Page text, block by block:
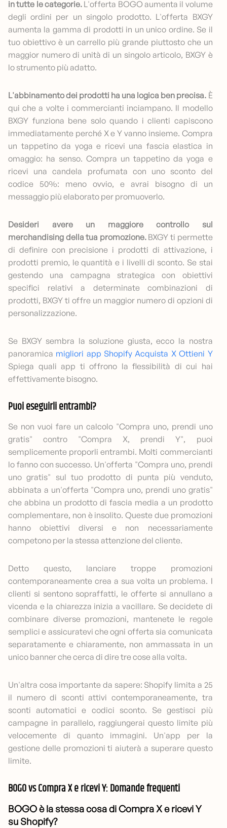
in tutte le categorie.L'offerta BOGO aumenta il volume
degli ordini per un singolo prodotto. L'offerta BXGY
aumenta la gamma di prodotti in un unico ordine. Se il
tuo obiettivo è un carrello più grande piuttosto che un
maggior numero di unità di un singolo articolo, BXGY è
lo strumento più adatto.
L'abbinamento dei prodotti ha una logica ben precisa. È
qui che a volte i commercianti inciampano. Il modello
BXGY funziona bene solo quando i clienti capiscono
immediatamente perché X e Y vanno insieme. Compra
un tappetino da yoga e ricevi una fascia elastica in
omaggio: ha senso. Compra un tappetino da yoga e
ricevi una candela profumata con uno sconto del
codice 50%: meno ovvio, e avrai bisogno di un
messaggio più elaborato per promuoverlo.
Desideri avere un maggiore controllo sul
merchandising della tua promozione.BXGY ti permette
di definire con precisione i prodotti di attivazione, i
prodotti premio, le quantità e i livelli di sconto. Se stai
gestendo una campagna strategica con obiettivi
specifici relativi a determinate combinazioni di
prodotti, BXGY ti offre un maggior numero di opzioni di
personalizzazione.
Se BXGY sembra la soluzione giusta, ecco la nostra
panoramica migliori app Shopify Acquista X Ottieni Y
Spiega quali app ti offrono la flessibilità di cui hai
effettivamente bisogno.
Puoi eseguirli entrambi?
Se non vuoi fare un calcolo "Compra uno, prendi uno
gratis" contro "Compra X, prendi Y", puoi
semplicemente proporli entrambi. Molti commercianti
lo fanno con successo. Un'offerta "Compra uno, prendi
uno gratis" sul tuo prodotto di punta più venduto,
abbinata a un'offerta "Compra uno, prendi uno gratis"
che abbina un prodotto di fascia media a un prodotto
complementare, non è insolito. Queste due promozioni
hanno obiettivi diversi e non necessariamente
competono per la stessa attenzione del cliente.
Detto questo, lanciare troppe promozioni
contemporaneamente crea a sua volta un problema. I
clienti si sentono sopraffatti, le offerte si annullano a
vicenda e la chiarezza inizia a vacillare. Se decidete di
combinare diverse promozioni, mantenete le regole
semplici e assicuratevi che ogni offerta sia comunicata
separatamente e chiaramente, non ammassata in un
unico banner che cerca di dire tre cose alla volta.
Un'altra cosa importante da sapere: Shopify limita a 25
il numero di sconti attivi contemporaneamente, tra
sconti automatici e codici sconto. Se gestisci più
campagne in parallelo, raggiungerai questo limite più
velocemente di quanto immagini. Un'app per la
gestione delle promozioni ti aiuterà a superare questo
limite.
BOGO vs Compra X e ricevi Y: Domande frequenti
BOGO è la stessa cosa di Compra X e ricevi Y
su Shopify?